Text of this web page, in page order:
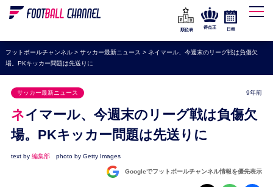
WEリーグ
海外サッカー
プレミアリーグ
ラ・リーガ
セリエA
ブンデスリーガ
UEFA
ナショナルチーム
順位表
得点王 日程
フットボールチャンネル> サッカー最新ニュース > ネイマール、今週末のリーグ戦は負傷欠
場。PKキッカー問題は先送りに
サッカー最新ニュース 9年前
ネイマール、今週末のリーグ戦は負傷欠
場。PKキッカー問題は先送りに
text by 編集部 photo by Getty Images
Googleでフットボールチャンネル情報を優先表示